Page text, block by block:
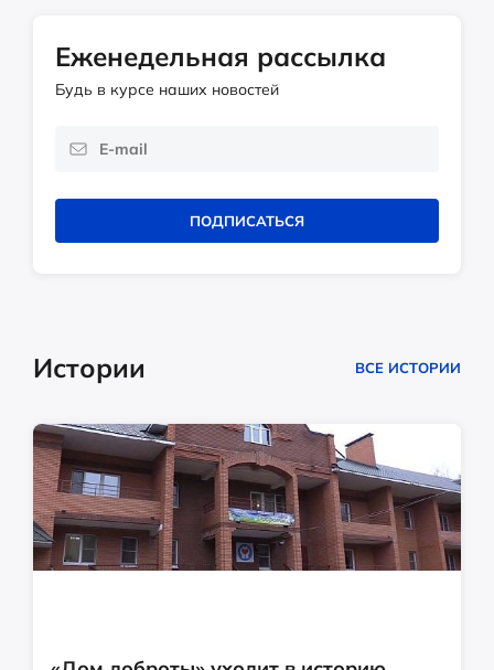
Еженедельная рассылка
Будь в курсе наших новостей
ПОДПИСАТЬСЯ
Истории ВСЕ ИСТОРИИ